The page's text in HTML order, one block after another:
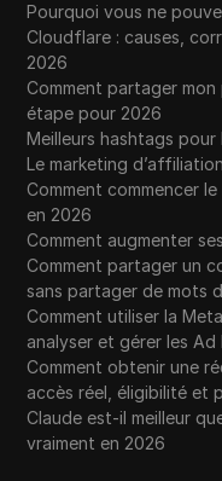
Pourquoi vous ne
Cloudflare : causes,
2026
Comment partager
étape pour 2026
Meilleurs hashtags
Le marketing
Comment commencer
en 2026
Comment augmenter
Comment partager un
sans partager de mots
Comment utiliser la
analyser et gérer les
Comment obtenir une
accès réel, éligibilité et
Claude est-il meilleur
vraiment en 2026